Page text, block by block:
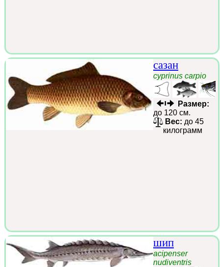
сазан
cyprinus carpio
Размер:
до 120 см.
Вес: до 45
килограмм
шип
acipenser
nudiventris